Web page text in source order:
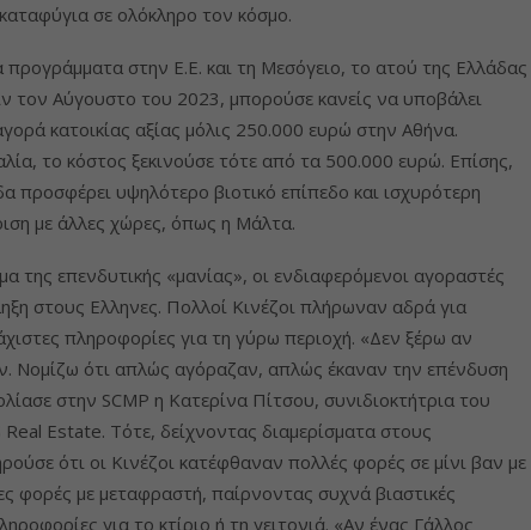
σε ολόκληρο τον κόσμο.
προγράμματα στην Ε.Ε. και τη Μεσόγειο, το ατού της Ελλάδας
τον Αύγουστο του 2023, μπορούσε κανείς να υποβάλει
κατοικίας αξίας μόλις 250.000 ευρώ στην Αθήνα.
το κόστος ξεκινούσε τότε από τα 500.000 ευρώ. Επίσης,
προσφέρει υψηλότερο βιοτικό επίπεδο και ισχυρότερη
με άλλες χώρες, όπως η Μάλτα.
της επενδυτικής «μανίας», οι ενδιαφερόμενοι αγοραστές
στους Ελληνες. Πολλοί Κινέζοι πλήρωναν αδρά για
πληροφορίες για τη γύρω περιοχή. «Δεν ξέρω αν
Νομίζω ότι απλώς αγόραζαν, απλώς έκαναν την επένδυση
στην SCMP η Κατερίνα Πίτσου, συνιδιοκτήτρια του
Real Estate. Τότε, δείχνοντας διαμερίσματα στους
ότι οι Κινέζοι κατέφθαναν πολλές φορές σε μίνι βαν με
φορές με μεταφραστή, παίρνοντας συχνά βιαστικές
για το κτίριο ή τη γειτονιά. «Αν ένας Γάλλος